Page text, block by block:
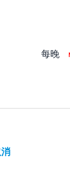
每晚